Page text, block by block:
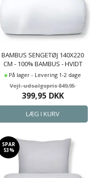
BAMBUS SENGETØJ 140X220
CM - 100% BAMBUS - HVIDT
SATINVÆVET
På lager - Levering 1-2 dage
849,95
399,95 DKK
SPAR
53%